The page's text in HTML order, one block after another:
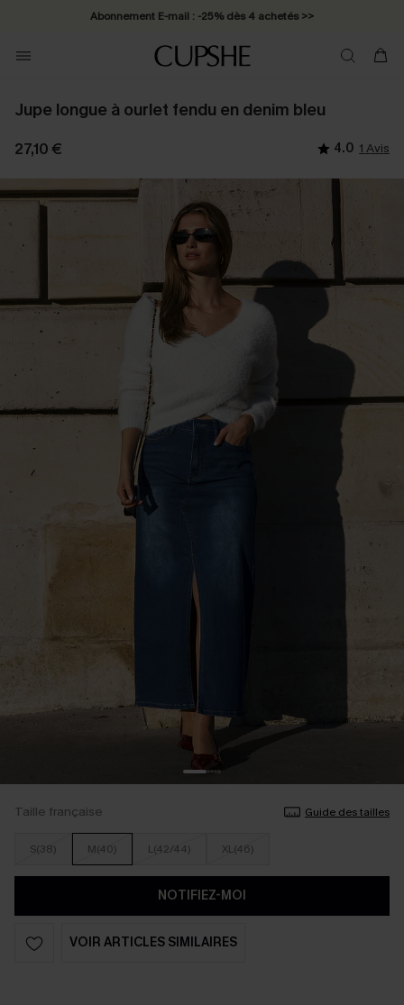
Abonnement E-mail : -25% dès 4 achetés >>
Jupe longue à ourlet fendu en denim bleu
27,10 € 4.0 1 Avis
Taille française Guide des tailles
S(38) M(40) L(42/44) XL(46)
NOTIFIEZ-MOI
VOIR ARTICLES SIMILAIRES